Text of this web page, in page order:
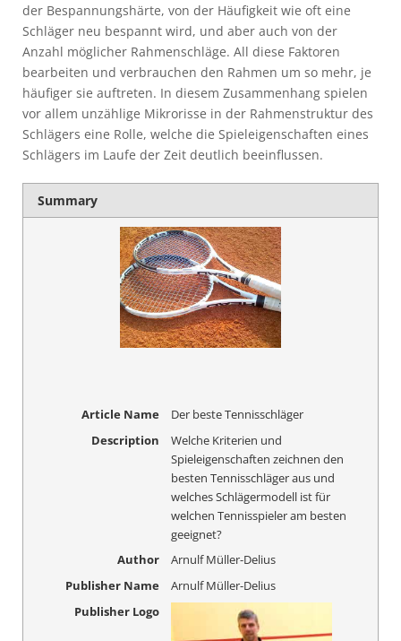
der Bespannungshärte, von der Häufigkeit wie oft eine
Schläger neu bespannt wird, und aber auch von der
Anzahl möglicher Rahmenschläge. All diese Faktoren
bearbeiten und verbrauchen den Rahmen um so mehr, je
häufiger sie auftreten. In diesem Zusammenhang spielen
vor allem unzählige Mikrorisse in der Rahmenstruktur des
Schlägers eine Rolle, welche die Spieleigenschaften eines
Schlägers im Laufe der Zeit deutlich beeinflussen.
Summary
Article Name
Der beste Tennisschläger
Description
Welche Kriterien und
Spieleigenschaften zeichnen den
besten Tennisschläger aus und
welches Schlägermodell ist für
welchen Tennisspieler am besten
geeignet?
Author
Arnulf Müller-Delius
Publisher Name
Arnulf Müller-Delius
Publisher Logo